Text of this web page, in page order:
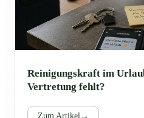
Reinigungskraft im
Vertretung fehlt?
Zum Artikel →